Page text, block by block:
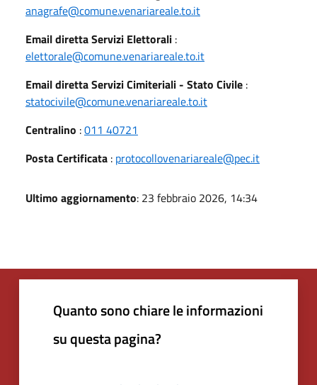
anagrafe@comune.venariareale.to.it
Email diretta Servizi Elettorali :
elettorale@comune.venariareale.to.it
Email diretta Servizi Cimiteriali - Stato Civile :
statocivile@comune.venariareale.to.it
Centralino :011 40721
Posta Certificata : protocollovenariareale@pec.it
Ultimo aggiornamento: 23 febbraio 2026, 14:34
Quanto sono chiare le informazioni
su questa pagina?